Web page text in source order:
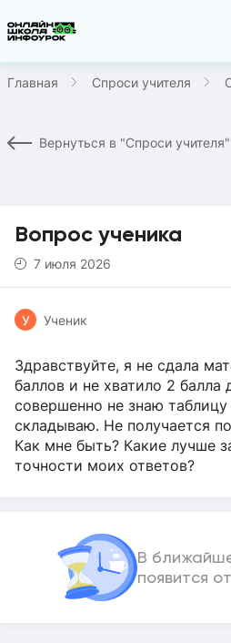
Главная Спроси учителя
Вернуться в "Спроси учителя"
Вопрос ученика
7 июля 2026
У Ученик
Здравствуйте, я не сдала
баллов и не хватило 2 балла
совершенно не знаю
складываю. Не получается
Как мне быть? Какие лучше
точности моих ответов?
В
появится